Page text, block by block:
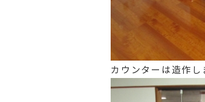
カウンターは造作し